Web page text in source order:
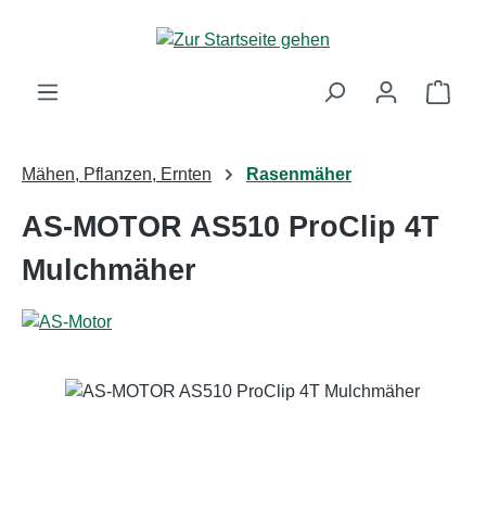
Zum Hauptinhalt springen
Mähen, Pflanzen, Ernten Rasenmäher
AS-MOTOR AS510 ProClip 4T
Mulchmäher
Bildergalerie überspringen